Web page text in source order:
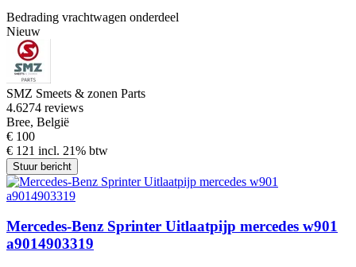
Bedrading vrachtwagen onderdeel
Nieuw
SMZ Smeets & zonen Parts
4.6274 reviews
Bree, België
€ 100
€ 121 incl. 21% btw
Stuur bericht
Mercedes-Benz Sprinter Uitlaatpijp mercedes w901
a9014903319